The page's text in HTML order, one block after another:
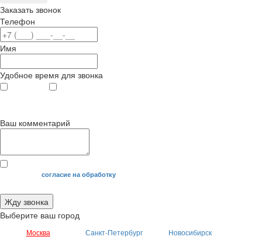
Заказать звонок
Телефон
Имя
Удобное время для звонка
Ваш комментарий
Я даю своесогласие на обработку
Жду звонка
Выберите ваш город
Москва Санкт-Петербург Новосибирск